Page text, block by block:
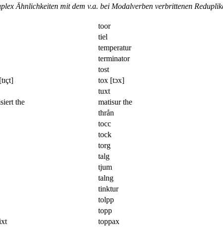
Ähnlichkeiten mit dem v.a. bei Modalverben verbrittenen
toor
tiel
temperatur
terminator
tost
tox [tɔx]
tuxt
the matisur the
thrån
tocc
tock
torg
talg
tjum
talng
tinktur
tolpp
topp
toppax